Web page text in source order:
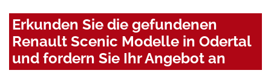
Erkunden Sie die gefundenen
Renault Scenic Modelle in Odertal
und fordern Sie Ihr Angebot an